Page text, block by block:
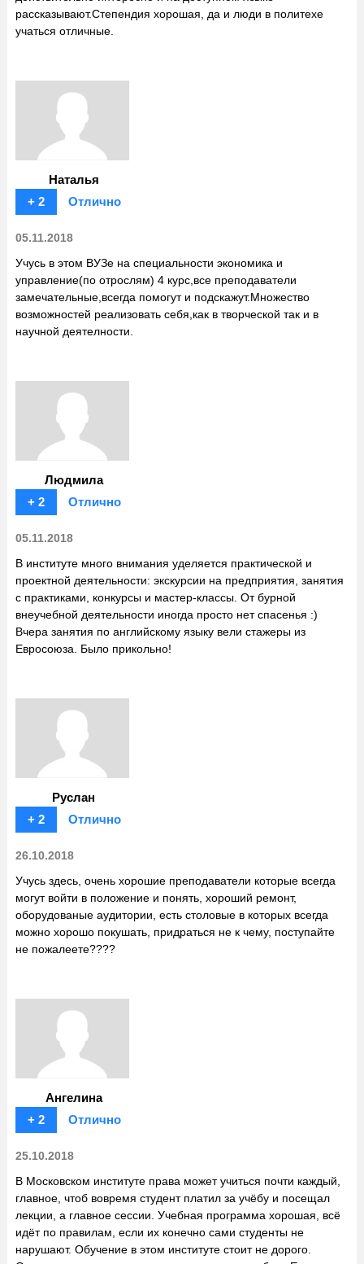
рассказывают.Степендия хорошая, да и люди в политехе
учаться отличные.
Наталья
+ 2
Отлично
05.11.2018
Учусь в этом ВУЗе на специальности экономика и
управление(по отрослям) 4 курс,все преподаватели
замечательные,всегда помогут и подскажут.Множество
возможностей реализовать себя,как в творческой так и в
научной деятелности.
Людмила
+ 2
Отлично
05.11.2018
В институте много внимания уделяется практической и
проектной деятельности: экскурсии на предприятия, занятия
с практиками, конкурсы и мастер-классы. От бурной
внеучебной деятельности иногда просто нет спасенья :)
Вчера занятия по английскому языку вели стажеры из
Евросоюза. Было прикольно!
Руслан
+ 2
Отлично
26.10.2018
Учусь здесь, очень хорошие преподаватели которые всегда
могут войти в положение и понять, хороший ремонт,
оборудованые аудитории, есть столовые в которых всегда
можно хорошо покушать, придраться не к чему, поступайте
не пожалеете????
Ангелина
+ 2
Отлично
25.10.2018
В Московском институте права может учиться почти каждый,
главное, чтоб вовремя студент платил за учёбу и посещал
лекции, а главное сессии. Учебная программа хорошая, всё
идёт по правилам, если их конечно сами студенты не
нарушают. Обучение в этом институте стоит не дорого.